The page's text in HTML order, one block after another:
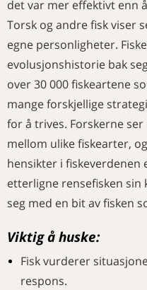
det var mer effektivt enn
Torsk og andre fisk viser
egne personligheter.
evolusjonshistorie bak
over 30 000 fiskeartene
mange forskjellige
for å trives. Forskerne
mellom ulike fiskearter,
hensikter i fiskeverdenen
etterligne rensefisken
seg med en bit av fisken
Viktig å huske:
Fisk vurderer
respons.